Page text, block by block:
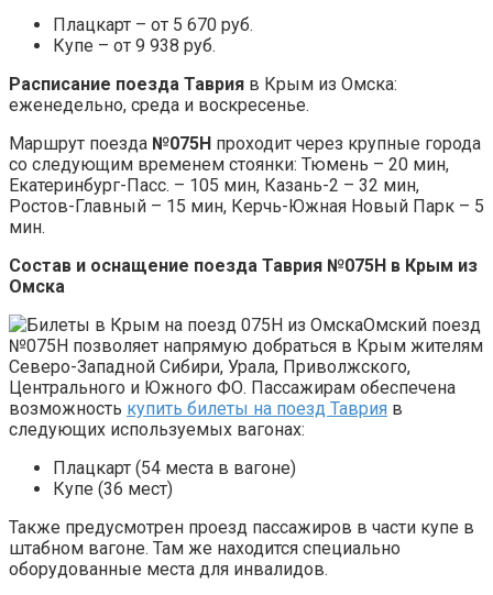
Плацкарт – от 5 670 руб.
Купе – от 9 938 руб.
Расписание поезда Таврия в Крым из Омска:
еженедельно, среда и воскресенье.
Маршрут поезда №075Н проходит через крупные города
со следующим временем стоянки: Тюмень – 20 мин,
Екатеринбург-Пасс. – 105 мин, Казань-2 – 32 мин,
Ростов-Главный – 15 мин, Керчь-Южная Новый Парк – 5
мин.
Состав и оснащение поезда Таврия №075Н в Крым из
Омска
Омский поезд
№075Н позволяет напрямую добраться в Крым жителям
Северо-Западной Сибири, Урала, Приволжского,
Центрального и Южного ФО. Пассажирам обеспечена
возможность купить билеты на поезд Таврия в
следующих используемых вагонах:
Плацкарт (54 места в вагоне)
Купе (36 мест)
Также предусмотрен проезд пассажиров в части купе в
штабном вагоне. Там же находится специально
оборудованные места для инвалидов.